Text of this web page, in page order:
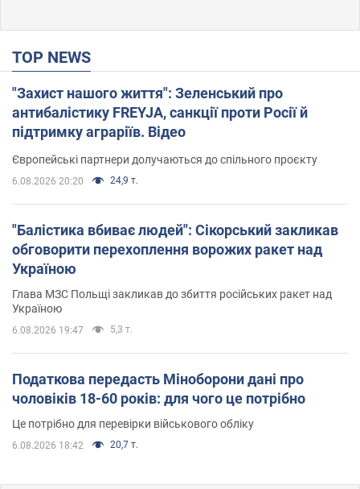
TOP NEWS
"Захист нашого життя": Зеленський про
антибалістику FREYJA, санкції проти Росії й
підтримку аграріїв. Відео
Європейські партнери долучаються до спільного проєкту
6.08.2026 20:20 24,9 т.
"Балістика вбиває людей": Сікорський закликав
обговорити перехоплення ворожих ракет над
Україною
Глава МЗС Польщі закликав до збиття російських ракет над
Україною
6.08.2026 19:47 5,3 т.
Податкова передасть Міноборони дані про
чоловіків 18-60 років: для чого це потрібно
Це потрібно для перевірки військового обліку
6.08.2026 18:42 20,7 т.